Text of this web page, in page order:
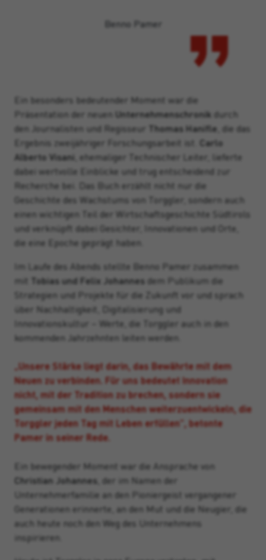
Benno Pamer
Ein besonders bedeutender Moment war die
Präsentation der neuen Unternehmenschronik durch
den Journalisten und Regisseur
Thomas Hanifle , die das
Ergebnis zweijähriger Forschungsarbeit ist.
Carlo
Alberto Visani , ehemaliger Technischer Leiter, lieferte
dabei wertvolle Einblicke und trug entscheidend zur
Recherche bei.
Das Buch erzählt nicht nur die
Geschichte des Wachstums von Torggler, sondern auch
einen wichtigen Teil der Wirtschaftsgeschichte Südtirols
und verknüpft dabei Gesichter, Innovationen und Orte,
die eine Epoche geprägt haben.
Im Laufe des Abends stellte Benno Pamer zusammen
mit Tobias und Felix Johannes dem Publikum die
Strategien und Projekte für die Zukunft vor und sprach
über Nachhaltigkeit, Digitalisierung und
Innovationskultur – Werte, die Torggler auch in den
kommenden Jahrzehnten leiten werden.
„Unsere Stärke liegt darin, das Bewährte mit dem
Neuen zu verbinden. Für uns bedeutet Innovation
nicht, mit der Tradition zu brechen, sondern sie
gemeinsam mit den Menschen weiterzuentwickeln, die
Torggler jeden Tag mit Leben erfüllen”, betonte
Pamer in seiner Rede.
Ein bewegender Moment war die Ansprache von
Christian Johannes , der im Namen der
Unternehmerfamilie an den Pioniergeist vergangener
Generationen erinnerte, an den Mut und die Neugier, die
auch heute noch den Weg des Unternehmens
inspirieren.